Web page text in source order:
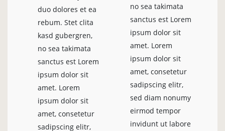
duo dolores et ea
rebum. Stet clita
kasd gubergren,
no sea takimata
sanctus est Lorem
ipsum dolor sit
amet. Lorem
ipsum dolor sit
amet, consetetur
sadipscing elitr,
no sea takimata
sanctus est Lorem
ipsum dolor sit
amet. Lorem
ipsum dolor sit
amet, consetetur
sadipscing elitr,
sed diam nonumy
eirmod tempor
invidunt ut labore